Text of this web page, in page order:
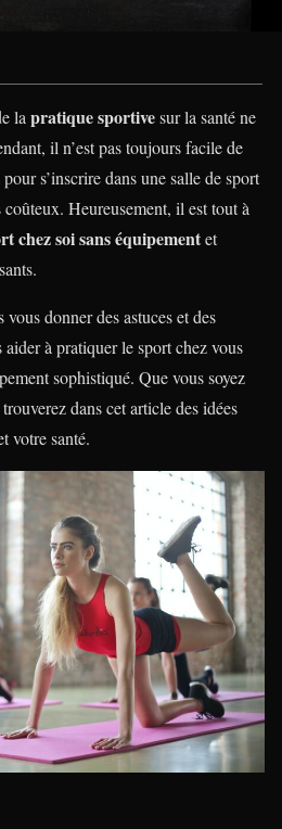
lapratique sportivesur la santé ne
il n’est pas toujours facile de
pour s’inscrire dans une salle de sport
Heureusement, il est tout à
chez soi sans équipementet
donner des astuces et des
à pratiquer le sport chez vous
sophistiqué. Que vous soyez
dans cet article des idées
votre santé.